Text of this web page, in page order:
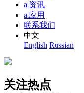
ai资讯
ai应用
联系我们
中文
English Russian
关注热点